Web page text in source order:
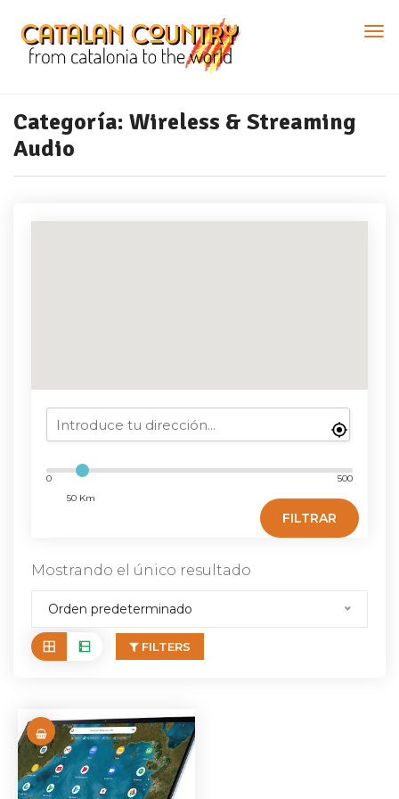
Categoría: Wireless & Streaming
Audio
0
50 Km
500
FILTRAR
Mostrando el único resultado
Orden predeterminado
FILTERS